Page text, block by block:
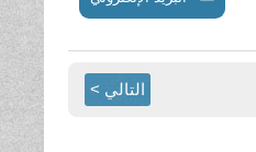
التالي >